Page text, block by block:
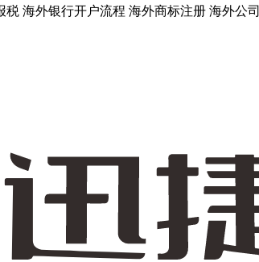
税 海外银行开户流程 海外商标注册 海外公